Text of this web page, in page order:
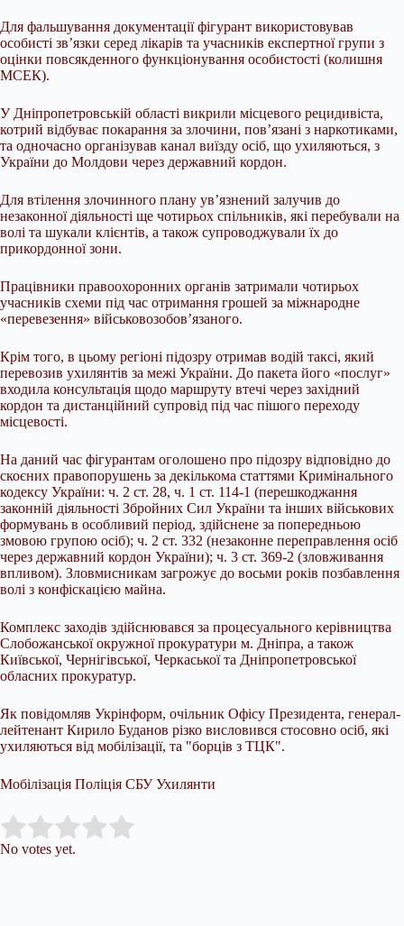
Для фальшування документації фігурант використовував
особисті зв’язки серед лікарів та учасників експертної групи з
оцінки повсякденного функціонування особистості (колишня
МСЕК).
У Дніпропетровській області викрили місцевого рецидивіста,
котрий відбуває покарання за злочини, пов’язані з наркотиками,
та одночасно організував канал виїзду осіб, що ухиляються, з
України до Молдови через державний кордон.
Для втілення злочинного плану ув’язнений залучив до
незаконної діяльності ще чотирьох спільників, які перебували на
волі та шукали клієнтів, а також супроводжували їх до
прикордонної зони.
Працівники правоохоронних органів затримали чотирьох
учасників схеми під час отримання грошей за міжнародне
«перевезення» військовозобов’язаного.
Крім того, в цьому регіоні підозру отримав водій таксі, який
перевозив ухилянтів за межі України. До пакета його «послуг»
входила консультація щодо маршруту втечі через західний
кордон та дистанційний супровід під час пішого переходу
місцевості.
На даний час фігурантам оголошено про підозру відповідно до
скоєних правопорушень за декількома статтями Кримінального
кодексу України: ч. 2 ст. 28, ч. 1 ст. 114-1 (перешкоджання
законній діяльності Збройних Сил України та інших військових
формувань в особливий період, здійснене за попередньою
змовою групою осіб); ч. 2 ст. 332 (незаконне переправлення осіб
через державний кордон України); ч. 3 ст. 369-2 (зловживання
впливом). Зловмисникам загрожує до восьми років позбавлення
волі з конфіскацією майна.
Комплекс заходів здійснювався за процесуального керівництва
Слобожанської окружної прокуратури м. Дніпра, а також
Київської, Чернігівської, Черкаської та Дніпропетровської
обласних прокуратур.
Як повідомляв Укрінформ, очільник Офісу Президента, генерал-
лейтенант Кирило Буданов різко висловився стосовно осіб, які
ухиляються від мобілізації, та "борців з ТЦК".
Мобілізація Поліція СБУ Ухилянти
Rate this item:
No votes yet.